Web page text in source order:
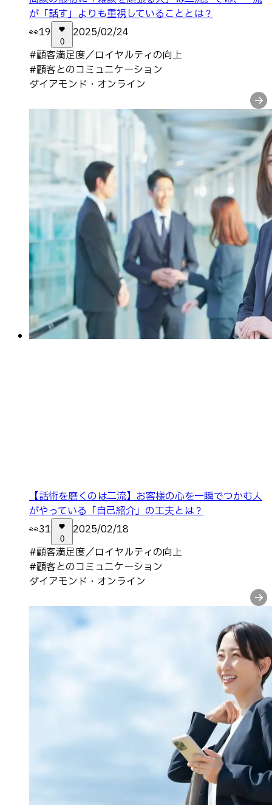
が「話す」よりも重視していることとは？
👀19
0
2025/02/24
#顧客満足度／ロイヤルティの向上
#顧客とのコミュニケーション
ダイアモンド・オンライン
【話術を磨くのは二流】お客様の心を一瞬でつかむ人
がやっている「自己紹介」の工夫とは？
👀31
0
2025/02/18
#顧客満足度／ロイヤルティの向上
#顧客とのコミュニケーション
ダイアモンド・オンライン